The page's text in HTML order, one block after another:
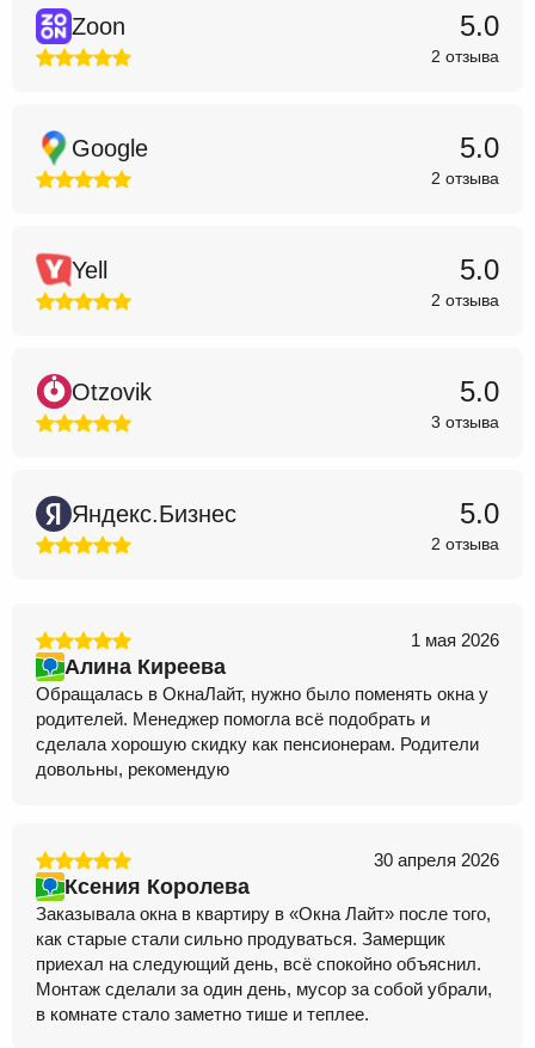
Zoon 5.0
2 отзыва
Google 5.0
2 отзыва
Yell 5.0
2 отзыва
Otzovik 5.0
3 отзыва
Яндекс.Бизнес 5.0
2 отзыва
1 мая 2026
Алина Киреева
Обращалась в ОкнаЛайт, нужно было поменять окна у
родителей. Менеджер помогла всё подобрать и
сделала хорошую скидку как пенсионерам. Родители
довольны, рекомендую
30 апреля 2026
Ксения Королева
Заказывала окна в квартиру в «Окна Лайт» после того,
как старые стали сильно продуваться. Замерщик
приехал на следующий день, всё спокойно объяснил.
Монтаж сделали за один день, мусор за собой убрали,
в комнате стало заметно тише и теплее.